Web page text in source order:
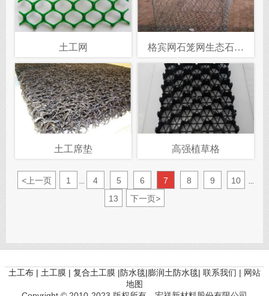
土工网
格宾网石笼网生态石笼
网，生态格宾网
土工席垫 高强植草格
<上一页 1 4 5 6 7 8 9 10
13 下一页>
土工布 | 土工膜 | 复合土工膜 |防水毯|膨润土防水毯| 联系我们 | 网站
地图